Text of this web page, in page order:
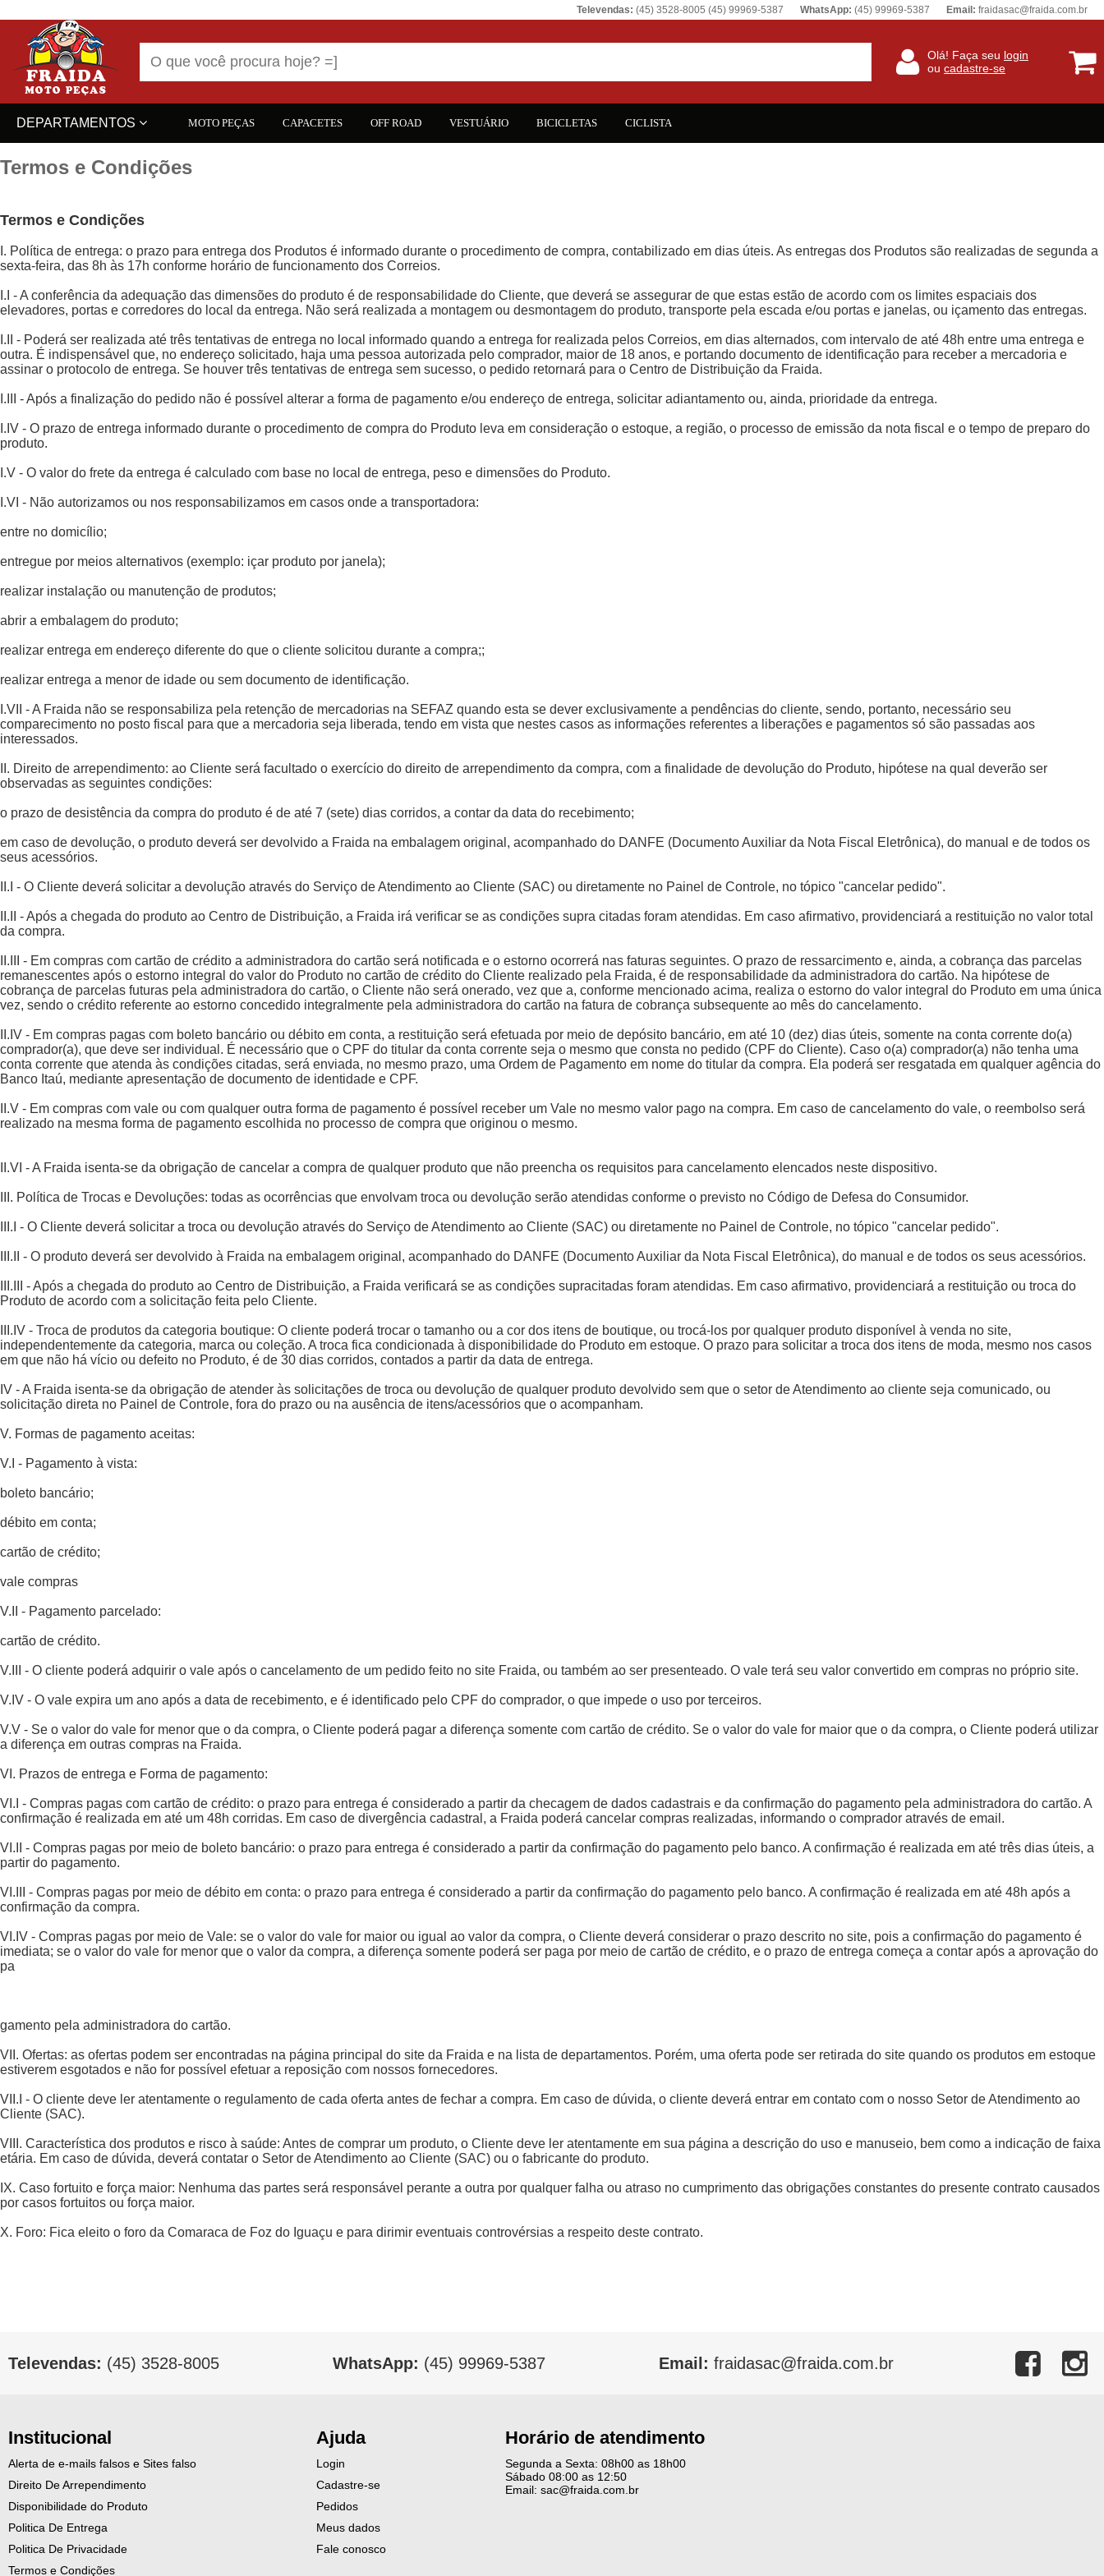
Televendas: (45) 3528-8005 (45) 99969-5387 WhatsApp: (45) 99969-5387 Email: fraidasac@fraida.com.br
Olá! Faça seu login
ou cadastre-se
DEPARTAMENTOS MOTO PEÇAS CAPACETES OFF ROAD VESTUÁRIO BICICLETAS CICLISTA
Termos e Condições
Termos e Condições
I. Política de entrega: o prazo para entrega dos Produtos é informado durante o procedimento de compra, contabilizado em dias úteis. As entregas dos Produtos são realizadas de segunda a
sexta-feira, das 8h às 17h conforme horário de funcionamento dos Correios.
I.I - A conferência da adequação das dimensões do produto é de responsabilidade do Cliente, que deverá se assegurar de que estas estão de acordo com os limites espaciais dos
elevadores, portas e corredores do local da entrega. Não será realizada a montagem ou desmontagem do produto, transporte pela escada e/ou portas e janelas, ou içamento das entregas.
I.II - Poderá ser realizada até três tentativas de entrega no local informado quando a entrega for realizada pelos Correios, em dias alternados, com intervalo de até 48h entre uma entrega e
outra. É indispensável que, no endereço solicitado, haja uma pessoa autorizada pelo comprador, maior de 18 anos, e portando documento de identificação para receber a mercadoria e
assinar o protocolo de entrega. Se houver três tentativas de entrega sem sucesso, o pedido retornará para o Centro de Distribuição da Fraida.
I.III - Após a finalização do pedido não é possível alterar a forma de pagamento e/ou endereço de entrega, solicitar adiantamento ou, ainda, prioridade da entrega.
I.IV - O prazo de entrega informado durante o procedimento de compra do Produto leva em consideração o estoque, a região, o processo de emissão da nota fiscal e o tempo de preparo do
produto.
I.V - O valor do frete da entrega é calculado com base no local de entrega, peso e dimensões do Produto.
I.VI - Não autorizamos ou nos responsabilizamos em casos onde a transportadora:
entre no domicílio;
entregue por meios alternativos (exemplo: içar produto por janela);
realizar instalação ou manutenção de produtos;
abrir a embalagem do produto;
realizar entrega em endereço diferente do que o cliente solicitou durante a compra;;
realizar entrega a menor de idade ou sem documento de identificação.
I.VII - A Fraida não se responsabiliza pela retenção de mercadorias na SEFAZ quando esta se dever exclusivamente a pendências do cliente, sendo, portanto, necessário seu
comparecimento no posto fiscal para que a mercadoria seja liberada, tendo em vista que nestes casos as informações referentes a liberações e pagamentos só são passadas aos
interessados.
II. Direito de arrependimento: ao Cliente será facultado o exercício do direito de arrependimento da compra, com a finalidade de devolução do Produto, hipótese na qual deverão ser
observadas as seguintes condições:
o prazo de desistência da compra do produto é de até 7 (sete) dias corridos, a contar da data do recebimento;
em caso de devolução, o produto deverá ser devolvido a Fraida na embalagem original, acompanhado do DANFE (Documento Auxiliar da Nota Fiscal Eletrônica), do manual e de todos os
seus acessórios.
II.I - O Cliente deverá solicitar a devolução através do Serviço de Atendimento ao Cliente (SAC) ou diretamente no Painel de Controle, no tópico "cancelar pedido".
II.II - Após a chegada do produto ao Centro de Distribuição, a Fraida irá verificar se as condições supra citadas foram atendidas. Em caso afirmativo, providenciará a restituição no valor total
da compra.
II.III - Em compras com cartão de crédito a administradora do cartão será notificada e o estorno ocorrerá nas faturas seguintes. O prazo de ressarcimento e, ainda, a cobrança das parcelas
remanescentes após o estorno integral do valor do Produto no cartão de crédito do Cliente realizado pela Fraida, é de responsabilidade da administradora do cartão. Na hipótese de
cobrança de parcelas futuras pela administradora do cartão, o Cliente não será onerado, vez que a, conforme mencionado acima, realiza o estorno do valor integral do Produto em uma única
vez, sendo o crédito referente ao estorno concedido integralmente pela administradora do cartão na fatura de cobrança subsequente ao mês do cancelamento.
II.IV - Em compras pagas com boleto bancário ou débito em conta, a restituição será efetuada por meio de depósito bancário, em até 10 (dez) dias úteis, somente na conta corrente do(a)
comprador(a), que deve ser individual. É necessário que o CPF do titular da conta corrente seja o mesmo que consta no pedido (CPF do Cliente). Caso o(a) comprador(a) não tenha uma
conta corrente que atenda às condições citadas, será enviada, no mesmo prazo, uma Ordem de Pagamento em nome do titular da compra. Ela poderá ser resgatada em qualquer agência do
Banco Itaú, mediante apresentação de documento de identidade e CPF.
II.V - Em compras com vale ou com qualquer outra forma de pagamento é possível receber um Vale no mesmo valor pago na compra. Em caso de cancelamento do vale, o reembolso será
realizado na mesma forma de pagamento escolhida no processo de compra que originou o mesmo.
II.VI - A Fraida isenta-se da obrigação de cancelar a compra de qualquer produto que não preencha os requisitos para cancelamento elencados neste dispositivo.
III. Política de Trocas e Devoluções: todas as ocorrências que envolvam troca ou devolução serão atendidas conforme o previsto no Código de Defesa do Consumidor.
III.I - O Cliente deverá solicitar a troca ou devolução através do Serviço de Atendimento ao Cliente (SAC) ou diretamente no Painel de Controle, no tópico "cancelar pedido".
III.II - O produto deverá ser devolvido à Fraida na embalagem original, acompanhado do DANFE (Documento Auxiliar da Nota Fiscal Eletrônica), do manual e de todos os seus acessórios.
III.III - Após a chegada do produto ao Centro de Distribuição, a Fraida verificará se as condições supracitadas foram atendidas. Em caso afirmativo, providenciará a restituição ou troca do
Produto de acordo com a solicitação feita pelo Cliente.
III.IV - Troca de produtos da categoria boutique: O cliente poderá trocar o tamanho ou a cor dos itens de boutique, ou trocá-los por qualquer produto disponível à venda no site,
independentemente da categoria, marca ou coleção. A troca fica condicionada à disponibilidade do Produto em estoque. O prazo para solicitar a troca dos itens de moda, mesmo nos casos
em que não há vício ou defeito no Produto, é de 30 dias corridos, contados a partir da data de entrega.
IV - A Fraida isenta-se da obrigação de atender às solicitações de troca ou devolução de qualquer produto devolvido sem que o setor de Atendimento ao cliente seja comunicado, ou
solicitação direta no Painel de Controle, fora do prazo ou na ausência de itens/acessórios que o acompanham.
V. Formas de pagamento aceitas:
V.I - Pagamento à vista:
boleto bancário;
débito em conta;
cartão de crédito;
vale compras
V.II - Pagamento parcelado:
cartão de crédito.
V.III - O cliente poderá adquirir o vale após o cancelamento de um pedido feito no site Fraida, ou também ao ser presenteado. O vale terá seu valor convertido em compras no próprio site.
V.IV - O vale expira um ano após a data de recebimento, e é identificado pelo CPF do comprador, o que impede o uso por terceiros.
V.V - Se o valor do vale for menor que o da compra, o Cliente poderá pagar a diferença somente com cartão de crédito. Se o valor do vale for maior que o da compra, o Cliente poderá utilizar
a diferença em outras compras na Fraida.
VI. Prazos de entrega e Forma de pagamento:
VI.I - Compras pagas com cartão de crédito: o prazo para entrega é considerado a partir da checagem de dados cadastrais e da confirmação do pagamento pela administradora do cartão. A
confirmação é realizada em até um 48h corridas. Em caso de divergência cadastral, a Fraida poderá cancelar compras realizadas, informando o comprador através de email.
VI.II - Compras pagas por meio de boleto bancário: o prazo para entrega é considerado a partir da confirmação do pagamento pelo banco. A confirmação é realizada em até três dias úteis, a
partir do pagamento.
VI.III - Compras pagas por meio de débito em conta: o prazo para entrega é considerado a partir da confirmação do pagamento pelo banco. A confirmação é realizada em até 48h após a
confirmação da compra.
VI.IV - Compras pagas por meio de Vale: se o valor do vale for maior ou igual ao valor da compra, o Cliente deverá considerar o prazo descrito no site, pois a confirmação do pagamento é
imediata; se o valor do vale for menor que o valor da compra, a diferença somente poderá ser paga por meio de cartão de crédito, e o prazo de entrega começa a contar após a aprovação do
pa
gamento pela administradora do cartão.
VII. Ofertas: as ofertas podem ser encontradas na página principal do site da Fraida e na lista de departamentos. Porém, uma oferta pode ser retirada do site quando os produtos em estoque
estiverem esgotados e não for possível efetuar a reposição com nossos fornecedores.
VII.I - O cliente deve ler atentamente o regulamento de cada oferta antes de fechar a compra. Em caso de dúvida, o cliente deverá entrar em contato com o nosso Setor de Atendimento ao
Cliente (SAC).
VIII. Característica dos produtos e risco à saúde: Antes de comprar um produto, o Cliente deve ler atentamente em sua página a descrição do uso e manuseio, bem como a indicação de faixa
etária. Em caso de dúvida, deverá contatar o Setor de Atendimento ao Cliente (SAC) ou o fabricante do produto.
IX. Caso fortuito e força maior: Nenhuma das partes será responsável perante a outra por qualquer falha ou atraso no cumprimento das obrigações constantes do presente contrato causados
por casos fortuitos ou força maior.
X. Foro: Fica eleito o foro da Comaraca de Foz do Iguaçu e para dirimir eventuais controvérsias a respeito deste contrato.
Televendas: (45) 3528-8005 WhatsApp: (45) 99969-5387 Email: fraidasac@fraida.com.br
Institucional
Alerta de e-mails falsos e Sites falso
Direito De Arrependimento
Disponibilidade do Produto
Politica De Entrega
Politica De Privacidade
Termos e Condições
Ajuda
Login
Cadastre-se
Pedidos
Meus dados
Fale conosco
Horário de atendimento
Segunda a Sexta: 08h00 as 18h00
Sábado 08:00 as 12:50
Email: sac@fraida.com.br